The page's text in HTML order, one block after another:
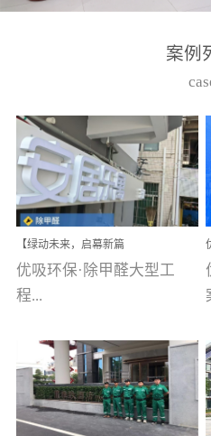
案例
【绿动未来，启幕新篇
章】优吸环保中标深圳安
居乐寓，超大型工装室内
空气治理项目顺利启航，
优吸环保·除甲醛大型工
程...
案例【深圳安居乐寓】室
内空气治理项目深圳安居
乐寓 深圳市安居乐寓